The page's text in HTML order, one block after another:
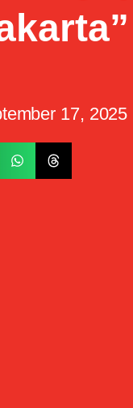
17, 2025